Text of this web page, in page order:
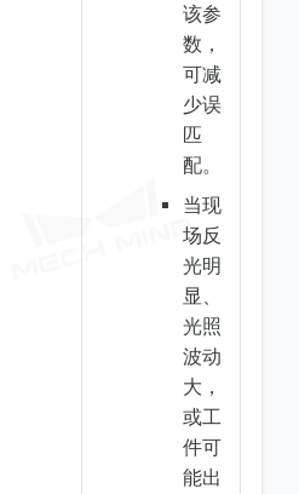
该参
数，
可减
少误
匹
配。
当现
场反
光明
显、
光照
波动
大，
或工
件可
能出